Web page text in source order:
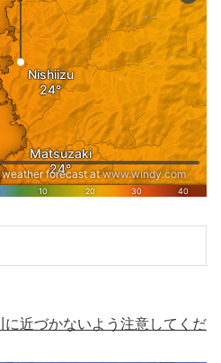
近づかないよう注意してくだ